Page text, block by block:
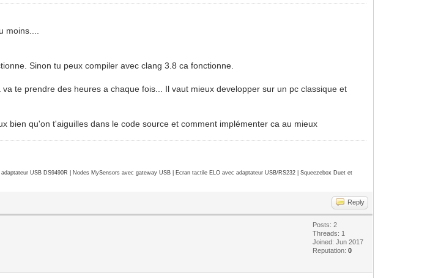
Sinon tu peux compiler avec clang 3.8 ca fonctionne.
te prendre des heures a chaque fois... Il vaut mieux developper sur un pc classique et
bien qu'on t'aiguilles dans le code source et comment implémenter ca au mieux
USB DS9490R | Nodes MySensors avec gateway USB | Ecran tactile ELO avec adaptateur USB/RS232 | Squeezebox Duet et
Reply
Posts: 2
Threads: 1
Joined: Jun 2017
Reputation:0